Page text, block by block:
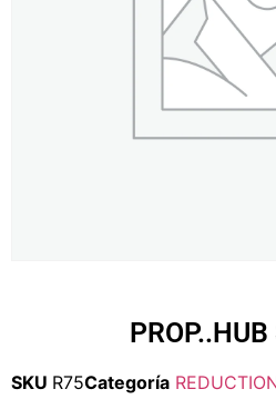
PROP..HUB
SKU R75Categoría